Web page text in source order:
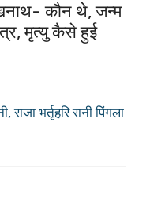
कौन थे, जन्म
मृत्यु कैसे हुई
भर्तृहरि रानी पिंगला